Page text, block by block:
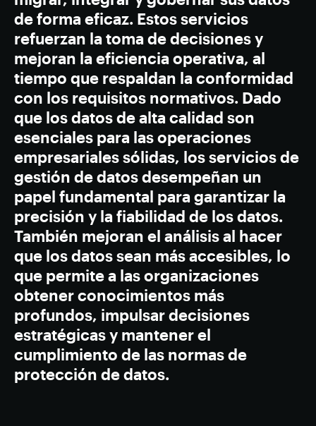
de forma eficaz. Estos servicios
refuerzan la toma de decisiones y
mejoran la eficiencia operativa, al
tiempo que respaldan la conformidad
con los requisitos normativos. Dado
que los datos de alta calidad son
esenciales para las operaciones
empresariales sólidas, los servicios de
gestión de datos desempeñan un
papel fundamental para garantizar la
precisión y la fiabilidad de los datos.
También mejoran el análisis al hacer
que los datos sean más accesibles, lo
que permite a las organizaciones
obtener conocimientos más
profundos, impulsar decisiones
estratégicas y mantener el
cumplimiento de las normas de
protección de datos.